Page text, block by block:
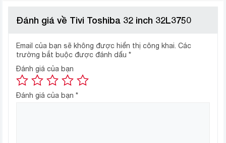
trong bạn. Với công nghệ “Essential PQ” chính là đại
tuyệt hảo từ chiếc tivi nhà bạn. Màu sắc rực rỡ, độ sáng
hoàn hảo, độ tương phản chính xác cùng với khả năng
tái hiện những hình ảnh chuyển động sắc nét, … Đây
chính là những điều cốt yếu được chú trọng trong công
nghệ “Essential PQ”. Công nghệ sinh ra không phải chỉ
Đánh giá về Tivi Toshiba 32 inch 32L3750
Email của bạn sẽ không được hiển thị công khai. Các
trường bắt buộc được đánh dấu *
Đánh giá của bạn
Đánh giá của bạn *